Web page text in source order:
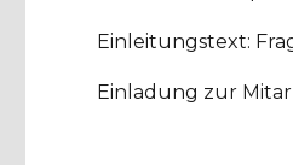
Einleitungstext:
Einladung zur